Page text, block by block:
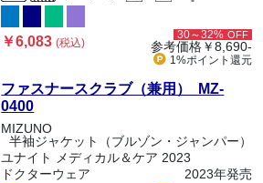
￥6,083(税込)
30～32% OFF
参考価格￥8,690-
1%ポイント 還元
ファスナースクラブ（兼用） MZ-
0400
MIZUNO
半袖ジャケット（ブルゾン・ジャンパー）
ユナイト メディカル＆ケア 2023
ドクターウェア
2023年発売